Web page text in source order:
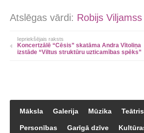
Atslēgas vārdi: Robijs Viljamss
Iepriekšējais raksts
Koncertzālē “Cēsis” skatāma Andra Vītoliņa
izstāde “Viltus struktūru uzticamības spēks”
Māksla Galerija Mūzika Teātris
Personības Garīgā dzīve